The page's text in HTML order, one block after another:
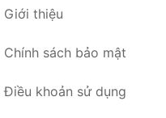
Giới thiệu
Chính sách bảo mật
Điều khoản sử dụng